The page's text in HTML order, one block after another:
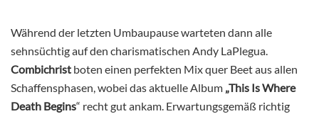
Während der letzten Umbaupause warteten dann alle
sehnsüchtig auf den charismatischen Andy LaPlegua.
Combichrist boten einen perfekten Mix quer Beet aus allen
Schaffensphasen, wobei das aktuelle Album „This Is Where
Death Begins“ recht gut ankam. Erwartungsgemäß richtig